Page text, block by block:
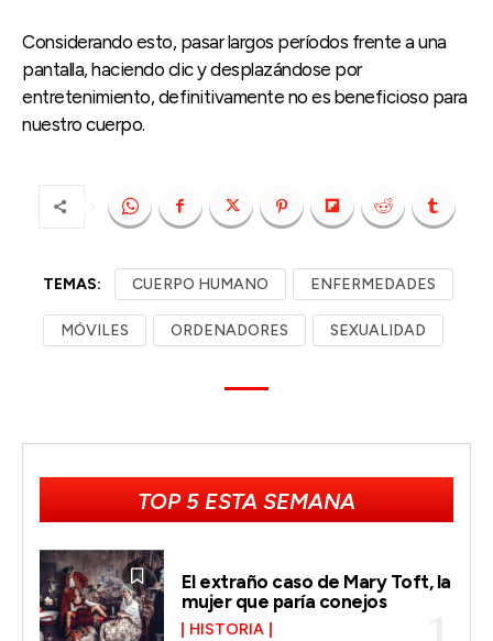
Considerando esto, pasar largos períodos frente a una
pantalla, haciendo clic y desplazándose por
entretenimiento, definitivamente no es beneficioso para
nuestro cuerpo.
TEMAS: CUERPO HUMANO ENFERMEDADES
MÓVILES ORDENADORES SEXUALIDAD
TOP 5 ESTA SEMANA
El extraño caso de Mary Toft, la
mujer que paría conejos
HISTORIA